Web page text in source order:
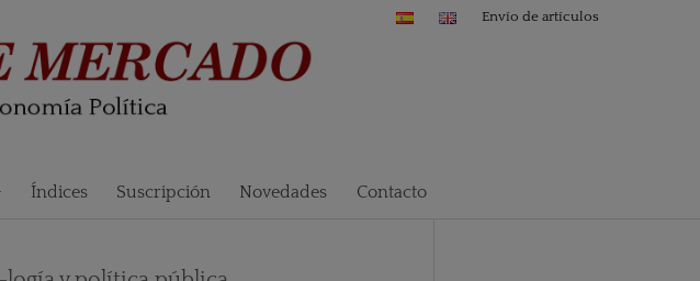
Índices Suscripción Novedades Contacto
Envío de artículos